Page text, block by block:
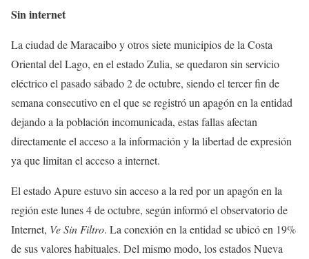
Sin internet
La ciudad de Maracaibo y otros siete municipios de la Costa
Oriental del Lago, en el estado Zulia, se quedaron sin servicio
eléctrico el pasado sábado 2 de octubre, siendo el tercer fin de
semana consecutivo en el que se registró un apagón en la entidad
dejando a la población incomunicada, estas fallas afectan
directamente el acceso a la información y la libertad de expresión
ya que limitan el acceso a internet.
El estado Apure estuvo sin acceso a la red por un apagón en la
región este lunes 4 de octubre, según informó el observatorio de
Internet, Ve Sin Filtro. La conexión en la entidad se ubicó en 19%
de sus valores habituales. Del mismo modo, los estados Nueva